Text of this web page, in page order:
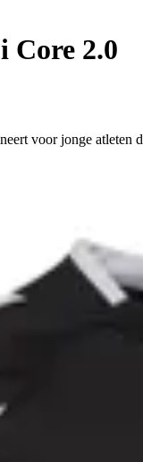
2.0
voor jonge atleten